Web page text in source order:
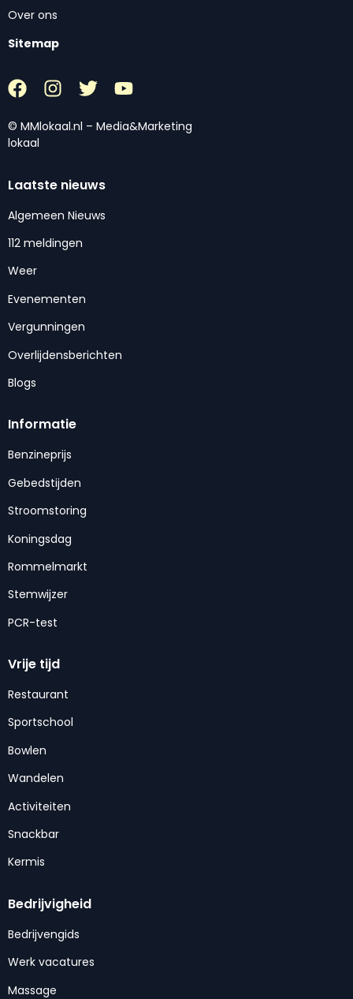
Over ons
Sitemap
© MMlokaal.nl – Media&Marketing
lokaal
Laatste nieuws
Algemeen Nieuws
112 meldingen
Weer
Evenementen
Vergunningen
Overlijdensberichten
Blogs
Informatie
Benzineprijs
Gebedstijden
Stroomstoring
Koningsdag
Rommelmarkt
Stemwijzer
PCR-test
Vrije tijd
Restaurant
Sportschool
Bowlen
Wandelen
Activiteiten
Snackbar
Kermis
Bedrijvigheid
Bedrijvengids
Werk vacatures
Massage